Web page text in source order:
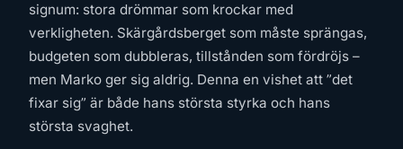
signum: stora drömmar som krockar med
verkligheten. Skärgårdsberget som måste sprängas,
budgeten som dubbleras, tillstånden som fördröjs –
men Marko ger sig aldrig. Denna en vishet att ”det
fixar sig” är både hans största styrka och hans
största svaghet.